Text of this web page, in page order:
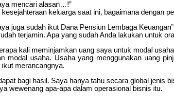
mencari alasan…!”
keluarga saat ini, bagaimana dengan
juga sudah ikut Dana Pensiun Lembaga Keuangan”
terjamin. Apa yang sudah Anda lakukan untuk
kali meminjamkan uang saya untuk modal
modal usaha. Usaha yang menggunakan uang
merancangnya.
bagi hasil. Saya hanya tahu secara global jenis
wewenang apa-apa dalam operasional bisnis itu.